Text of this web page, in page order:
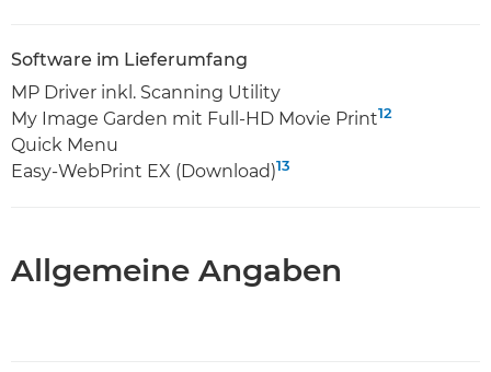
Software im Lieferumfang
MP Driver inkl. Scanning Utility
My Image Garden mit Full-HD Movie Print12
Quick Menu
Easy-WebPrint EX (Download)13
Allgemeine Angaben